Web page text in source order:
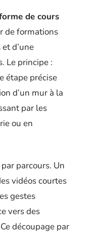
de cours
de formations
d’une
Le principe :
étape précise
d’un mur à la
par les
ou en
parcours. Un
vidéos courtes
gestes
vers des
découpage par